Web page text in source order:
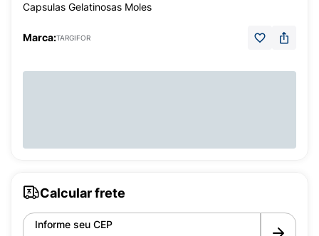
Capsulas Gelatinosas Moles
Marca:TARGIFOR
Calcular frete
Informe seu CEP